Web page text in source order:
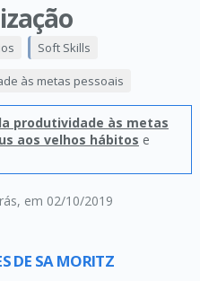
, em 02/10/2019
Soft Skills
às metas pessoais
produtividade às metas
aos velhos hábitos e
DE SA MORITZ